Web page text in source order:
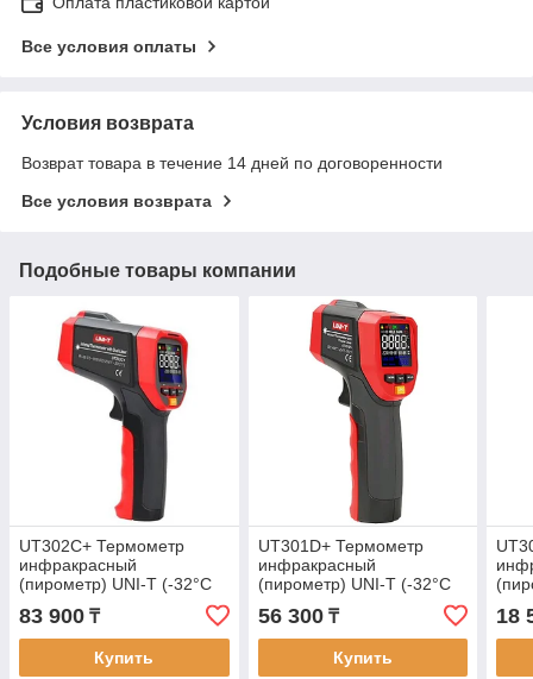
Все условия оплаты
Условия возврата
Возврат товара в течение 14 дней по договоренности
Все условия возврата
Подобные товары компании
UT302C+ Термометр
инфракрасный
(пирометр) UNI-T (-32°С
+1100°С). Внесен в реестр
СИ РК.
83 900 ₸
Купить
UT301D+ Термометр
инфракрасный
(пирометр) UNI-T (-32°С
+600°С). Внесён в реестр
РК
56 300₸
Купить
СИ
18